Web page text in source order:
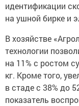
идентификации
на ушной бирке и
В хозяйстве
технологии
на 11% с ростом
кг. Кроме того,
в стаде с 38% до
показатель